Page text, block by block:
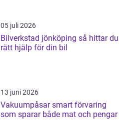
05 juli 2026
Bilverkstad jönköping så hittar du
rätt hjälp för din bil
13 juni 2026
Vakuumpåsar smart förvaring
som sparar både mat och pengar